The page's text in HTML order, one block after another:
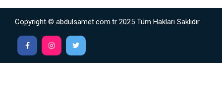
Copyright © abdulsamet.com.tr 2025 Tüm Hakları Saklıdır